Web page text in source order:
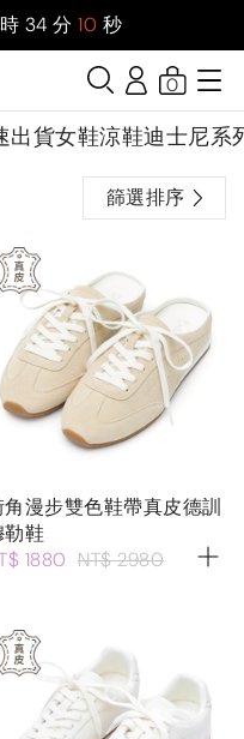
時 34 分 9 秒
出貨女鞋涼鞋迪士尼系
0
篩選排序
角漫步雙色鞋帶真皮德訓
勒鞋
1880 NT$ 2980